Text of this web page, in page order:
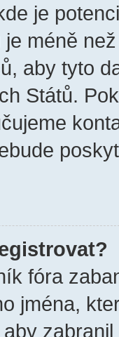
je
méně
aby tyto
Států.
fóra
jména,